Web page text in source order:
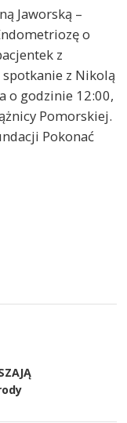
Jaworską –
o
z
z Nikolą
o godzinie 12:00,
Pomorskiej.
Pokonać